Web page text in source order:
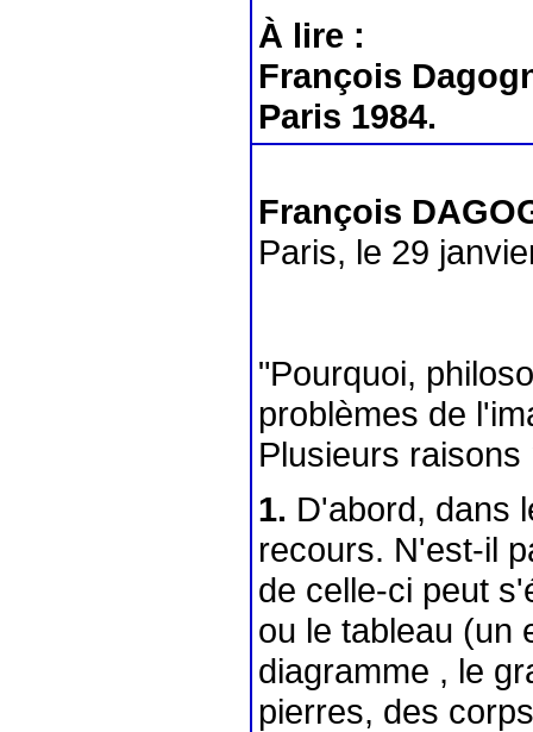
À lire :
François
Paris 1984.
François
Paris, le 29
"Pourquoi,
problèmes de
Plusieurs
1. D'abord, dans
recours. N'est-il
de celle-ci peut
ou le tableau (un
diagramme , le
pierres, des